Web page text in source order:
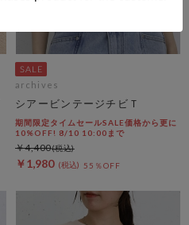
archives
シアービンテージチビＴ
期間限定タイムセールSALE価格から更に
10%OFF! 8/10 10:00まで
￥1,980 55％OFF
￥4,400